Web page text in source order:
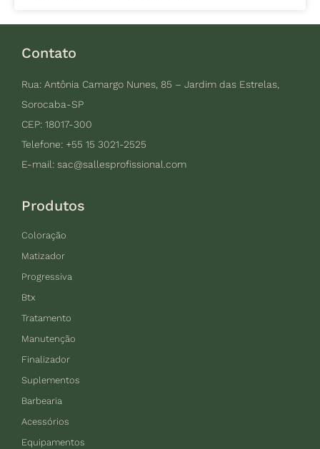
Contato
Rua: Antônia Camargo Nunes, 85 – Jardim das Estrelas,
Sorocaba-SP
CEP: 18017-300
Telefone: +55 15 3021-2525
E-mail: sac@sallesprofissional.com
Produtos
Coloração
Matizador
Progressiva
Btx
Tratamento
Manutenção
Finalizador
Suplementos
Barbearia
Acessórios
Equipamentos